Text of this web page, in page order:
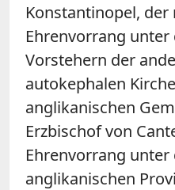
Konstantinopel, der
Ehrenvorrang
Vorstehern der
autokephalen
anglikanischen
Erzbischof von
Ehrenvorrang
anglikanischen